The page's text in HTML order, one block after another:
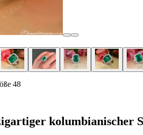
48
kolumbianischer